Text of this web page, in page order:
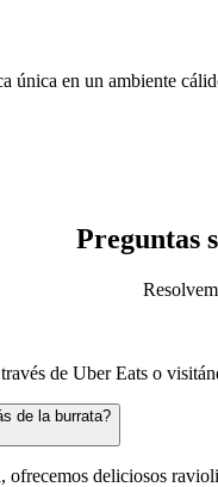
única en un ambiente
Preguntas
de Uber Eats o
de la burrata?
deliciosos